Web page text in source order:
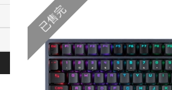
已售完